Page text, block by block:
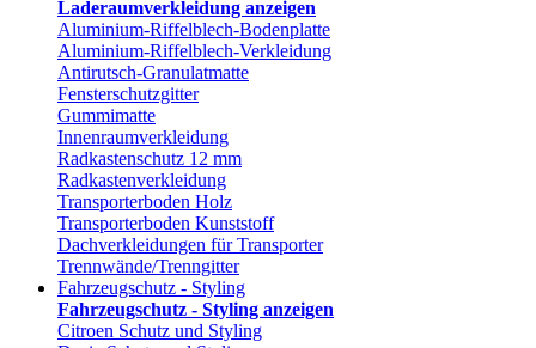
Laderaumverkleidung anzeigen
Aluminium-Riffelblech-Bodenplatte
Aluminium-Riffelblech-Verkleidung
Antirutsch-Granulatmatte
Fensterschutzgitter
Gummimatte
Innenraumverkleidung
Radkastenschutz 12 mm
Radkastenverkleidung
Transporterboden Holz
Transporterboden Kunststoff
Dachverkleidungen für Transporter
Trennwände/Trenngitter
Fahrzeugschutz - Styling
Fahrzeugschutz - Styling anzeigen
Citroen Schutz und Styling